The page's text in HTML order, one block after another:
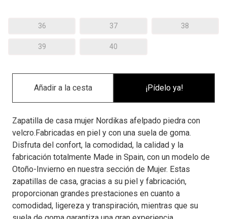
36 37 38
39 40
¡Pídelo ya!
Zapatilla de casa mujer Nordikas afelpado piedra con
velcro.Fabricadas en piel y con una suela de goma.
Disfruta del confort, la comodidad, la calidad y la
fabricación totalmente Made in Spain, con un modelo de
Otoño-Invierno en nuestra sección de Mujer. Estas
zapatillas de casa, gracias a su piel y fabricación,
proporcionan grandes prestaciones en cuanto a
comodidad, ligereza y transpiración, mientras que su